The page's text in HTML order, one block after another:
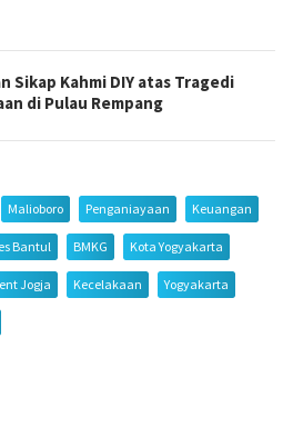
Sikap Kahmi DIY atas Tragedi
di Pulau Rempang
Malioboro Penganiayaan Keuangan
Bantul BMKG Kota Yogyakarta
Jogja Kecelakaan Yogyakarta